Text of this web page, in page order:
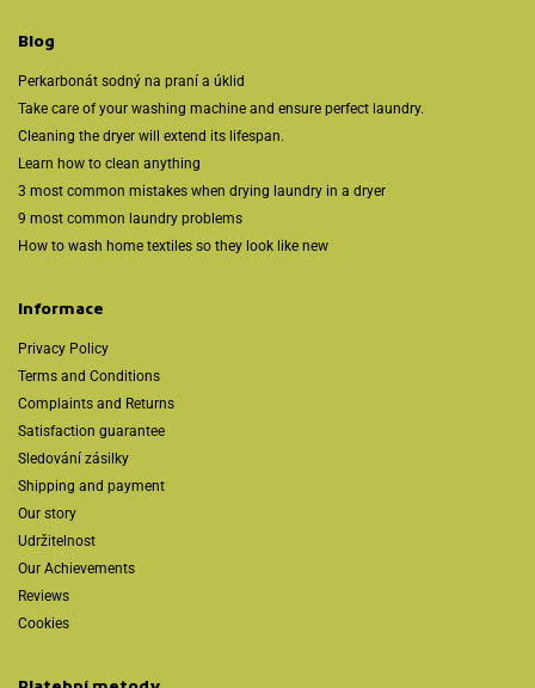
Blog
Perkarbonát sodný na praní a úklid
Take care of your washing machine and ensure perfect laundry.
Cleaning the dryer will extend its lifespan.
Learn how to clean anything
3 most common mistakes when drying laundry in a dryer
9 most common laundry problems
How to wash home textiles so they look like new
Informace
Privacy Policy
Terms and Conditions
Complaints and Returns
Satisfaction guarantee
Sledování zásilky
Shipping and payment
Our story
Udržitelnost
Our Achievements
Reviews
Cookies